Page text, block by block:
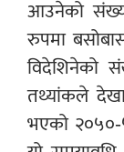
आउनेको
रुपमा
विदेशिनेको
तथ्यांकले
भएको २०५०-